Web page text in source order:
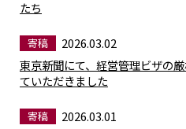
たち
寄稿
2026.03.02
東京新聞にて、経営管理ビザの
ていただきました
寄稿
2026.03.01